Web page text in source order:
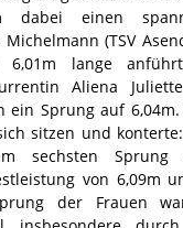
dabei einen
Michelmann (TSV
6,01m lange
Aliena
ein Sprung auf
sitzen und
sechsten
von 6,09m
der Frauen